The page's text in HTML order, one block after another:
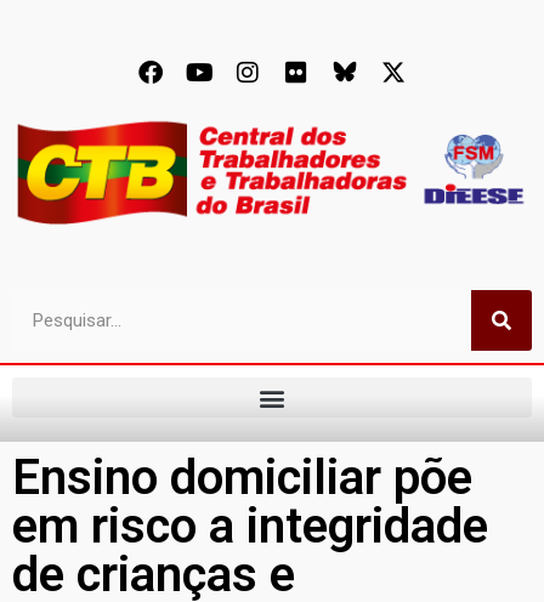
Ensino domiciliar põe
em risco a integridade
de crianças e